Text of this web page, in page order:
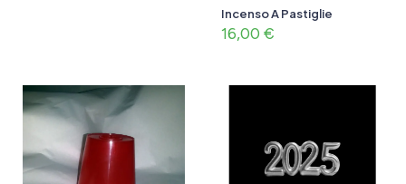
Incenso A Pastiglie
16,00 €